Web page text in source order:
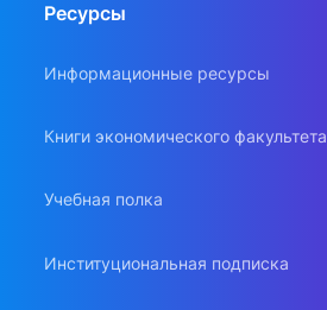
Ресурсы
Информационные ресурсы
Книги экономического факультета
Учебная полка
Институциональная подписка